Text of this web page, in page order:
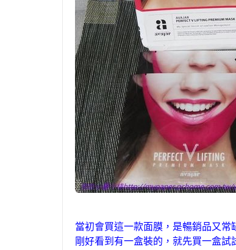
當初會買這一款面膜 ， 是暢銷品又常
剛好看到有一盒裝的 ， 就先買一盒試